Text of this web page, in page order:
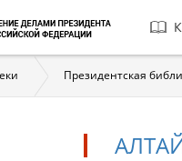
Президентская